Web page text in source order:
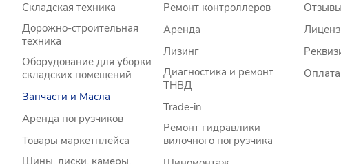
Складская техника
Дорожно-строительная
техника
Оборудование для уборки
складских помещений
Запчасти и Масла
Аренда погрузчиков
Товары маркетплейса
Шины, диски, камеры,
Ремонт контроллеров
Аренда
Лизинг
Диагностика и ремонт
ТНВД
Trade-in
Ремонт гидравлики
вилочного погрузчика
Отзывы